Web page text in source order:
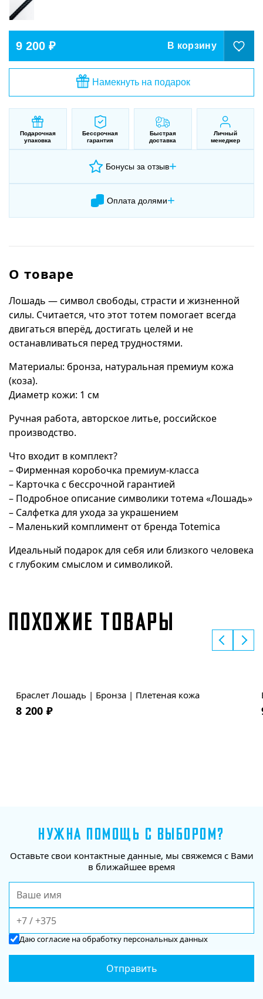
9 200 ₽ В корзину
Намекнуть на подарок
Подарочная
упаковка
Бессрочная
гарантия
Быстрая
доставка
Личный
менеджер
Бонусы за отзыв+
Оплата долями+
О товаре
Лошадь — символ свободы, страсти и жизненной
силы. Считается, что этот тотем помогает всегда
двигаться вперёд, достигать целей и не
останавливаться перед трудностями.
Материалы: бронза, натуральная премиум кожа
(коза).
Диаметр кожи: 1 см
Ручная работа, авторское литье, российское
производство.
Что входит в комплект?
– Фирменная коробочка премиум-класса
– Карточка с бессрочной гарантией
– Подробное описание символики тотема «Лошадь»
– Салфетка для ухода за украшением
– Маленький комплимент от бренда Totemica
Идеальный подарок для себя или близкого человека
с глубоким смыслом и символикой.
ПОХОЖИЕ ТОВАРЫ
Браслет Лошадь | Бронза | Плетеная кожа
8 200 ₽
НУЖНА ПОМОЩЬ С ВЫБОРОМ?
Оставьте свои контактные данные, мы свяжемся с Вами
в ближайшее время
Даюсогласие на обработку персональных данных